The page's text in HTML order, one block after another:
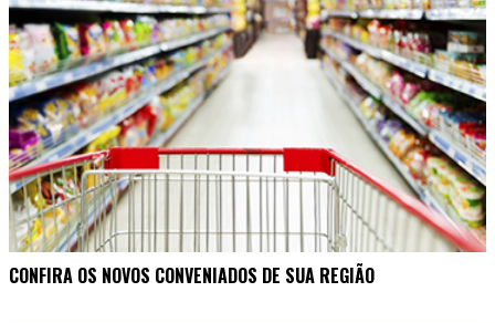
CONFIRA OS NOVOS CONVENIADOS DE SUA REGIÃO